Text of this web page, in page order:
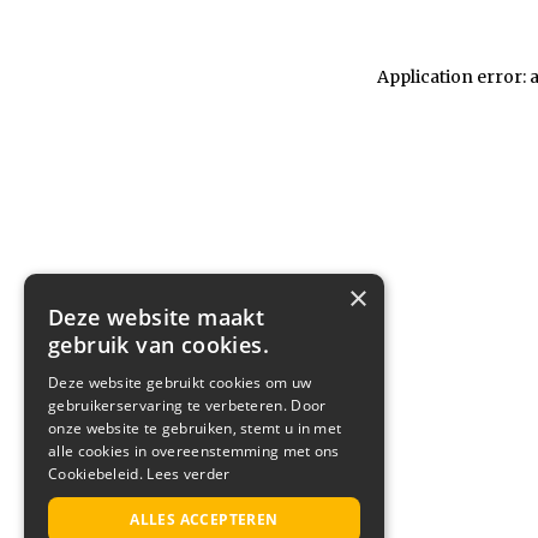
Application error:
×
Deze website maakt
gebruik van cookies.
Deze website gebruikt cookies om uw
gebruikerservaring te verbeteren. Door
onze website te gebruiken, stemt u in met
alle cookies in overeenstemming met ons
Cookiebeleid. Lees verder
ALLES ACCEPTEREN